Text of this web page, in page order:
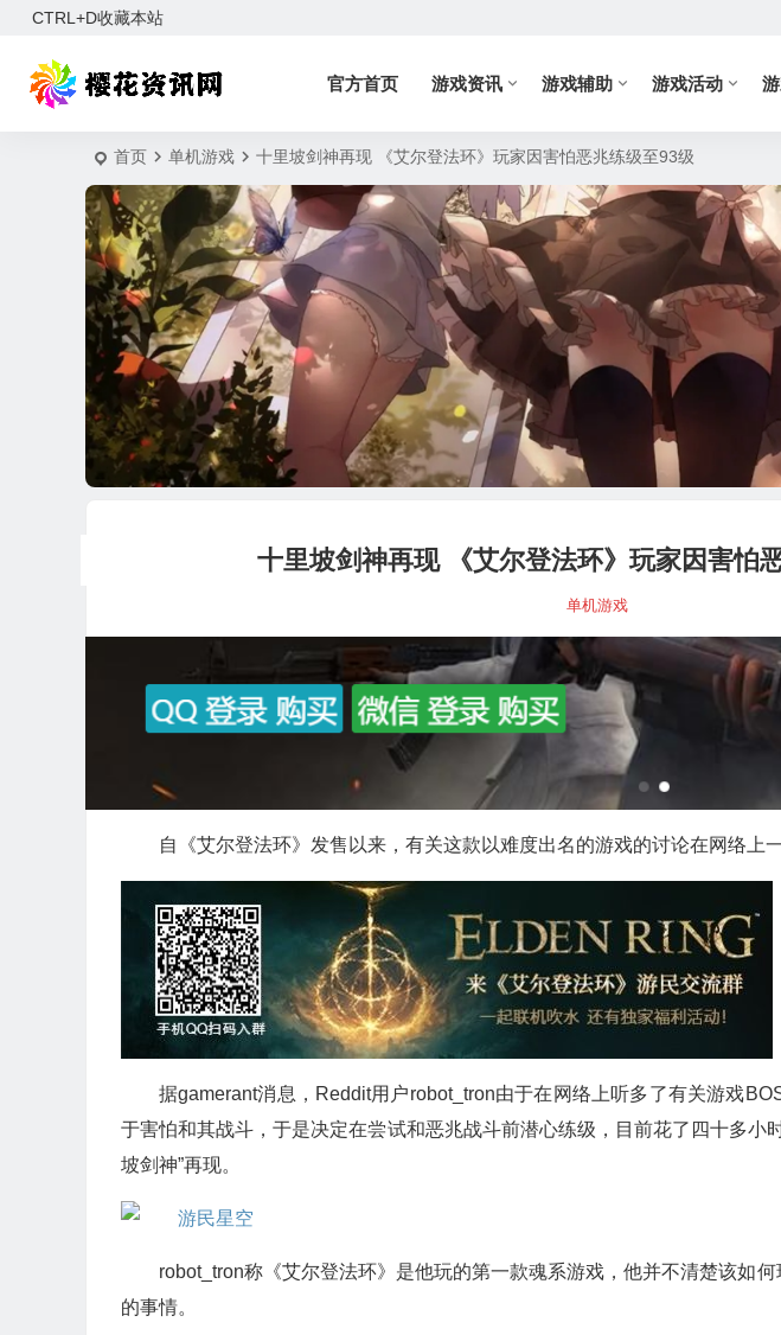
CTRL+D收藏本站
官方首页 游戏资讯 游戏辅助 游戏活动
首页 单机游戏 十里坡剑神再现 《艾尔登法环》玩家因害怕恶兆练级至93级
十里坡剑神再现 《艾尔登法环》玩家因害怕
单机游戏
自《艾尔登法环》发售以来，有关这款以难度出名的游戏的讨论在网络上
据gamerant消息，Reddit用户robot_tron由于在网络上听多了有关游戏
于害怕和其战斗，于是决定在尝试和恶兆战斗前潜心练级，目前花了四十多小
坡剑神”再现。
robot_tron称《艾尔登法环》是他玩的第一款魂系游戏，他并不清楚该如
的事情。